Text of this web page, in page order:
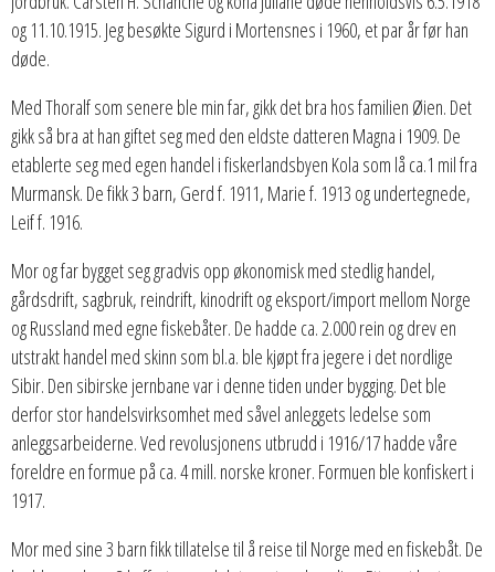
og 11.10.1915. Jeg besøkte Sigurd i Mortensnes i 1960, et par år før han
døde.
Med Thoralf som senere ble min far, gikk det bra hos familien Øien. Det
gikk så bra at han giftet seg med den eldste datteren Magna i 1909. De
etablerte seg med egen handel i fiskerlandsbyen Kola som lå ca.1 mil fra
Murmansk. De fikk 3 barn, Gerd f. 1911, Marie f. 1913 og undertegnede,
Leif f. 1916.
Mor og far bygget seg gradvis opp økonomisk med stedlig handel,
gårdsdrift, sagbruk, reindrift, kinodrift og eksport/import mellom Norge
og Russland med egne fiskebåter. De hadde ca. 2.000 rein og drev en
utstrakt handel med skinn som bl.a. ble kjøpt fra jegere i det nordlige
Sibir. Den sibirske jernbane var i denne tiden under bygging. Det ble
derfor stor handelsvirksomhet med såvel anleggets ledelse som
anleggsarbeiderne. Ved revolusjonens utbrudd i 1916/17 hadde våre
foreldre en formue på ca. 4 mill. norske kroner. Formuen ble konfiskert i
1917.
Mor med sine 3 barn fikk tillatelse til å reise til Norge med en fiskebåt. De